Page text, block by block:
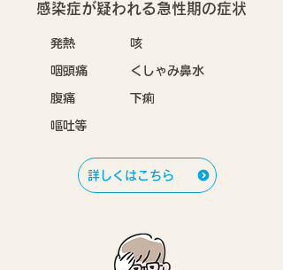
感染症が疑われる急性期の症状
発熱
咽頭痛
腹痛
咳
くしゃみ鼻水
下痢
嘔吐等
詳しくはこちら